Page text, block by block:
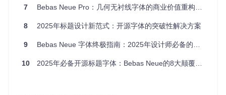
了解字体的技术特性有助于我们更好地发挥其优势。Bebas N
下都能保持清晰的辨识度。
作为现代标题字体的技术优势
7 Bebas Neue Pro：几何无衬线字体的商业价值重构与技术创新
8 2025年标题设计新范式：开源字体的突破性解决方案
9 Bebas Neue 字体终极指南：2025年设计师必备的开源标题字体
10 2025年必备开源标题字体：Bebas Neue的8大颠覆性优势与应用指南